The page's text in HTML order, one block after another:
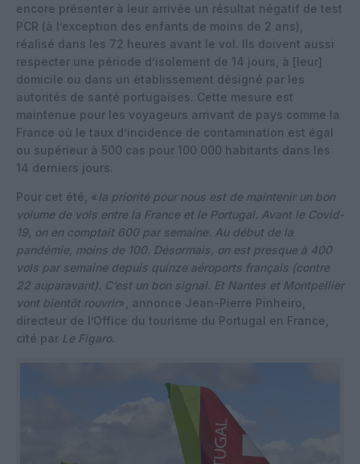
encore présenter à leur arrivée un résultat négatif de test
PCR (à l’exception des enfants de moins de 2 ans),
réalisé dans les 72 heures avant le vol. Ils doivent aussi
respecter une période d’isolement de 14 jours, à [leur]
domicile ou dans un établissement désigné par les
autorités de santé portugaises. Cette mesure est
maintenue pour les voyageurs arrivant de pays comme la
France où le taux d’incidence de contamination est égal
ou supérieur à 500 cas pour 100 000 habitants dans les
14 derniers jours.
Pour cet été, « la priorité pour nous est de maintenir un bon
volume de vols entre la France et le Portugal. Avant le Covid-
19, on en comptait 600 par semaine. Au début de la
pandémie, moins de 100. Désormais, on est presque à 400
vols par semaine depuis quinze aéroports français (contre
22 auparavant). C’est un bon signal. Et Nantes et Montpellier
vont bientôt rouvrir», annonce Jean-Pierre Pinheiro,
directeur de l’Office du tourisme du Portugal en France,
cité par Le Figaro.